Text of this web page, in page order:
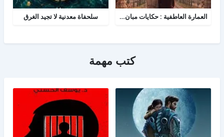
العمارة العاطفية : حكايات مبان شيدن من أجل الحب سلحفاة معدنية لا تجيد الغرق
كتب مهمة